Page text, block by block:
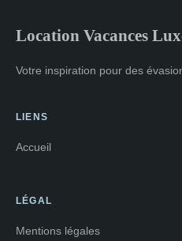
Location Vacances
Votre inspiration pour des
LIENS
Accueil
LÉGAL
Mentions légales